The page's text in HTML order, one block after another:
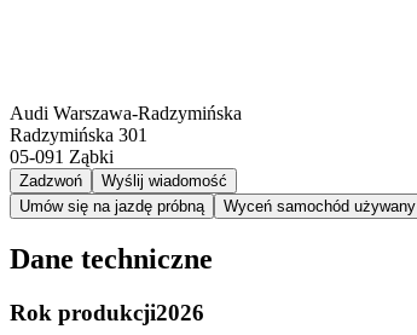
Audi Warszawa-Radzymińska
Radzymińska 301
05-091 Ząbki
Zadzwoń
Wyślij wiadomość
Umów się na jazdę próbną
Wyceń samochód używany
Dane techniczne
Rok produkcji2026